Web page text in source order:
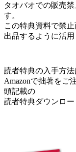
タオバオでの販売
す。
この特典資料で禁
出品するように活用
読者特典の入手方法
Amazonで拙著をご
頭記載の
読者特典ダウンロ